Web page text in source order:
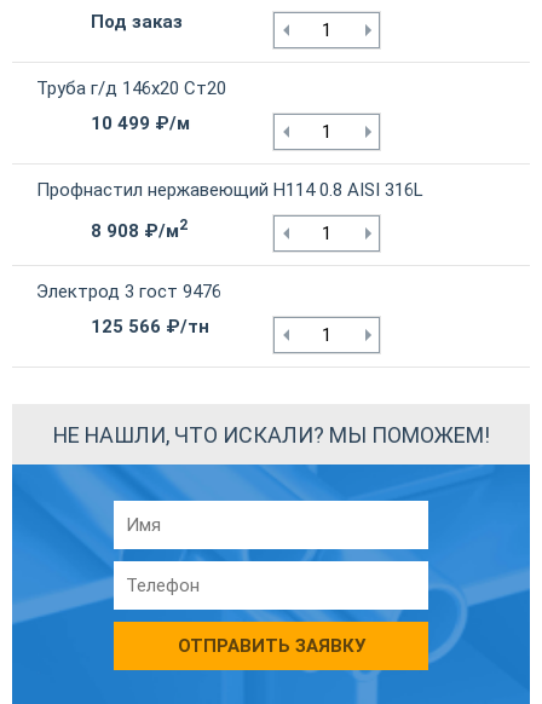
Под заказ
Труба г/д 146х20 Ст20
10 499 ₽/м
Профнастил нержавеющий Н114 0.8 AISI 316L
8 908 ₽/м2
Электрод 3 гост 9476
125 566 ₽/тн
НЕ НАШЛИ, ЧТО ИСКАЛИ? МЫ ПОМОЖЕМ!
ОТПРАВИТЬ ЗАЯВКУ